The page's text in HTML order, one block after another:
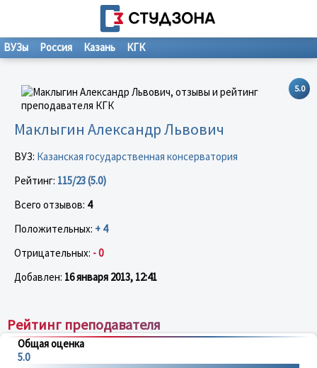
ВУЗы Россия Казань КГК
5.0
Маклыгин Александр Львович
ВУЗ: Казанская государственная консерватория
Рейтинг: 115/23 (5.0)
Всего отзывов: 4
Положительных: + 4
Отрицательных: - 0
Добавлен: 16 января 2013, 12:41
Рейтинг преподавателя
Общая оценка
5.0